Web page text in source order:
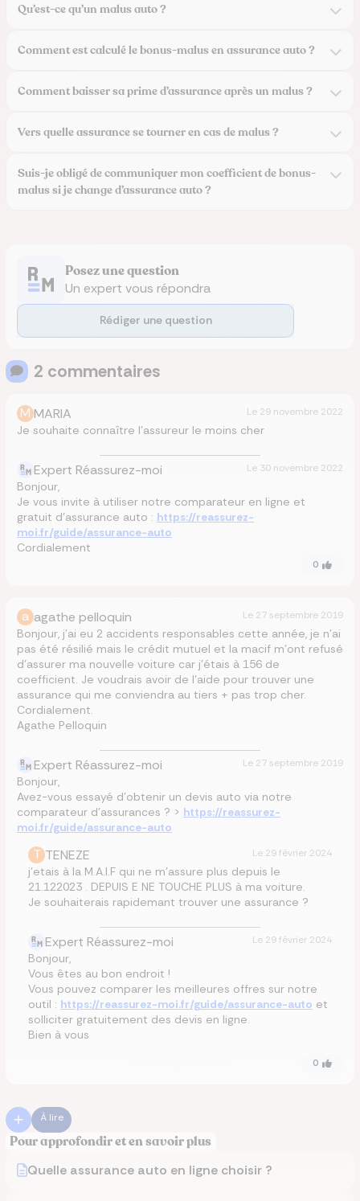
Qu’est-ce qu’un malus auto ?
Comment est calculé le bonus-malus en assurance auto ?
Comment baisser sa prime d’assurance après un malus ?
Vers quelle assurance se tourner en cas de malus ?
Suis-je obligé de communiquer mon coefficient de bonus-
malus si je change d’assurance auto ?
Posez une question
Un expert vous répondra
Rédiger une question
2 commentaires
M MARIA Le 29 novembre 2022
Je souhaite connaître l’assureur le moins cher
Expert Réassurez-moi Le 30 novembre 2022
Bonjour,
Je vous invite à utiliser notre comparateur en ligne et
gratuit d’assurance auto : https://reassurez-
moi.fr/guide/assurance-auto
Cordialement
0
a agathe pelloquin Le 27 septembre 2019
Bonjour, j'ai eu 2 accidents responsables cette année, je n'ai
pas été résilié mais le crédit mutuel et la macif m'ont refusé
d'assurer ma nouvelle voiture car j'étais à 156 de
coefficient. Je voudrais avoir de l'aide pour trouver une
assurance qui me conviendra au tiers + pas trop cher.
Cordialement.
Agathe Pelloquin
Expert Réassurez-moi Le 27 septembre 2019
Bonjour,
Avez-vous essayé d'obtenir un devis auto via notre
comparateur d'assurances ? > https://reassurez-
moi.fr/guide/assurance-auto
T TENEZE Le 29 février 2024
j’etais à la M.A.I.F qui ne m’assure plus depuis le
21.122023 . DEPUIS E NE TOUCHE PLUS à ma voiture.
Je souhaiterais rapidemant trouver une assurance ?
Expert Réassurez-moi Le 29 février 2024
Bonjour,
Vous êtes au bon endroit !
Vous pouvez comparer les meilleures offres sur notre
outil : https://reassurez-moi.fr/guide/assurance-auto et
solliciter gratuitement des devis en ligne.
Bien à vous
0
À lire
Pour approfondir et en savoir plus
Quelle assurance auto en ligne choisir ?